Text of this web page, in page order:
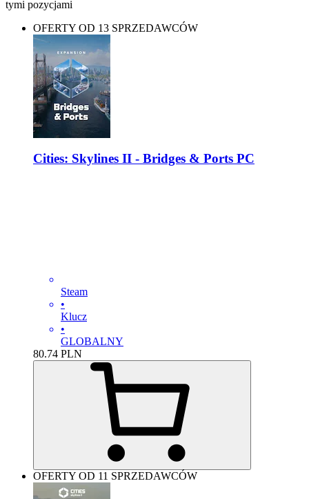
tymi pozycjami
OFERTY OD 13 SPRZEDAWCÓW
Cities: Skylines II - Bridges & Ports PC
Steam
•
Klucz
•
GLOBALNY
80.74 PLN
OFERTY OD 11 SPRZEDAWCÓW